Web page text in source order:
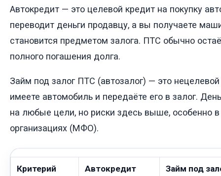
Автокредит — это целевой кредит на покупку
переводит деньги продавцу, а вы получаете
становится предметом залога. ПТС обычно
полного погашения долга.
Займ под залог ПТС (автозалог) — это
имеете автомобиль и передаёте его в залог.
на любые цели, но риски здесь выше, особенно
организациях (МФО).
Критерий Автокредит
Займ под